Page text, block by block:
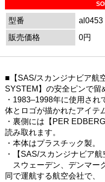
型番
al0453
販売価格
0円
■【SAS/スカンジナビア航
SYSTEM】の安全ピンで留
・1983–1998年に使用さ
体とロゴが描かれたアイテ
・裏側には【PER
読み取れます。
・本体はプラスチック製。
・【SAS/スカンジナビア航
スウェーデン、デンマー
同で運航する航空会社で、